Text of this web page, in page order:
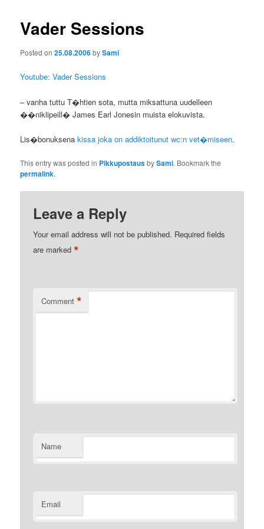
Vader Sessions
Posted on25.08.2006bySami
Youtube: Vader Sessions
– vanha tuttu T�htien sota, mutta miksattuna uudelleen
��niklipeill� James Earl Jonesin muista elokuvista.
Lis�bonuksenakissa joka on addiktoitunut wc:n vet�miseen.
This entry was posted in PikkupostausbySami. Bookmark the
permalink.
Leave a Reply
Your email address will not be published. Required fields
are marked*
Comment *
Name
Email